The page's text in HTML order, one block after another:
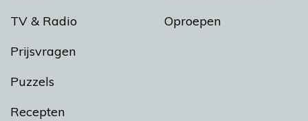
TV & Radio
Prijsvragen
Puzzels
Recepten
Oproepen